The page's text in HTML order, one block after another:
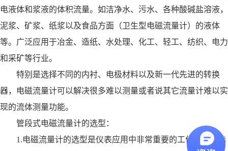
电液体和浆液的体积流量。如洁净水、污水、各种酸碱盐溶液，
泥浆、矿浆、纸浆以及食品方面（卫生型电磁流量计）的液体
等。广泛应用于冶金、造纸、水处理、化工、轻工、纺织、电力
和采矿等行业。
特别是选择不同的内衬、电极材料以及新一代先进的转换
器，电磁流量计可以解决很多难以测量或者说其它流量计难以实
现的流体测量功能。
管段式电磁流量计的选型：
1.电磁流量计的选型是仪表应用中非常重要的工作，仪表选